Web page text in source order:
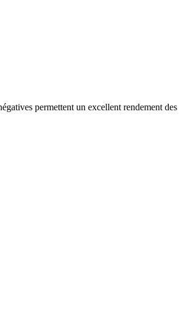
permettent un excellent rendement des